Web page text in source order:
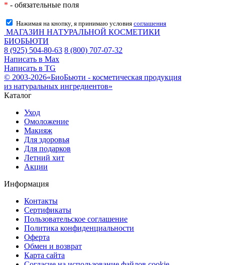
* - обязательные поля
Нажимая на кнопку, я принимаю условия соглашения
МАГАЗИН НАТУРАЛЬНОЙ КОСМЕТИКИ
БИОБЬЮТИ
8 (925) 504-80-63 8 (800) 707-07-32
Написать в Max
Написать в TG
© 2003-2026«БиоБьюти - косметическая продукция
из натуральных ингредиентов»
Каталог
Уход
Омоложение
Макияж
Для здоровья
Для подарков
Летний хит
Акции
Информация
Контакты
Сертификаты
Пользовательское соглашение
Политика конфиденциальности
Оферта
Обмен и возврат
Карта сайта